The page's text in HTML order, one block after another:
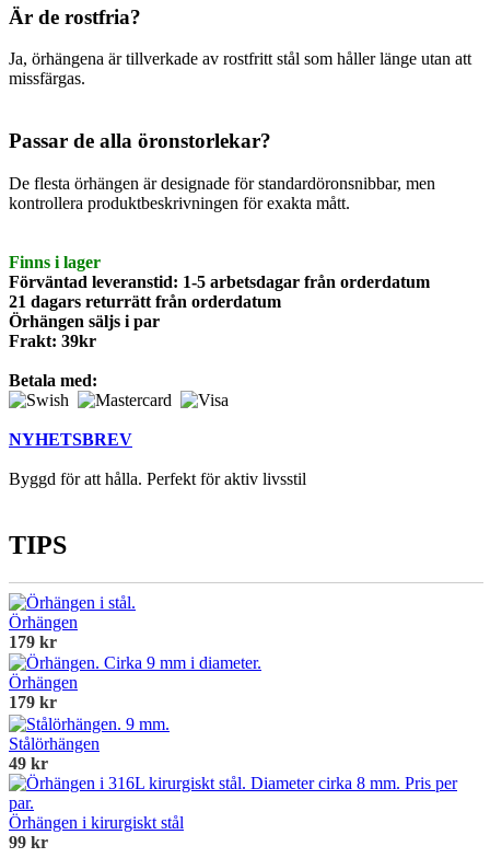
Är de rostfria?
Ja, örhängena är tillverkade av rostfritt stål som håller länge utan att
missfärgas.
Passar de alla öronstorlekar?
De flesta örhängen är designade för standardöronsnibbar, men
kontrollera produktbeskrivningen för exakta mått.
Finns i lager
Förväntad leveranstid: 1-5 arbetsdagar från orderdatum
21 dagars returrätt från orderdatum
Örhängen säljs i par
Frakt: 39kr
Betala med:
NYHETSBREV
Byggd för att hålla. Perfekt för aktiv livsstil
TIPS
Örhängen
179 kr
Örhängen
179 kr
Stålörhängen
49 kr
Örhängen i kirurgiskt stål
99 kr